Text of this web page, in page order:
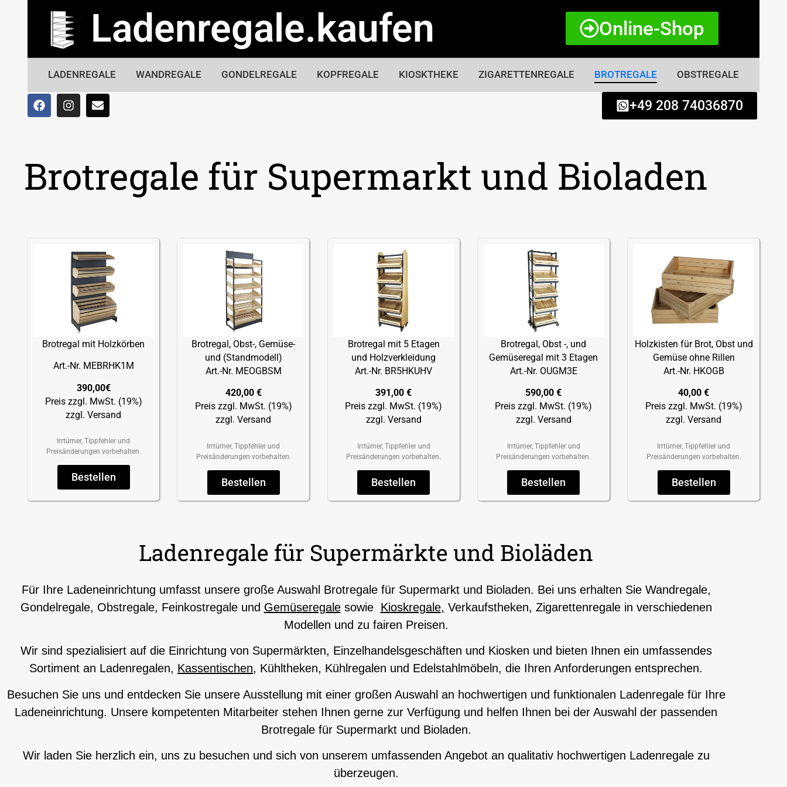
Ladenregale.kaufen Online-Shop
LADENREGALE WANDREGALE GONDELREGALE KOPFREGALE KIOSKTHEKE ZIGARETTENREGALE BROTREGALE OBSTREGALE
+49 208 74036870
Brotregale für Supermarkt und Bioladen
Brotregal mit Holzkörben
Art.-Nr. MEBRHK1M
390,00€
Preis zzgl. MwSt. (19%)
zzgl. Versand
Irrtümer, Tippfehler und
Preisänderungen vorbehalten.
Bestellen
Brotregal, Obst-, Gemüse-
und (Standmodell)
Art.-Nr. MEOGBSM
420,00 €
Preis zzgl. MwSt. (19%)
zzgl. Versand
Irrtümer, Tippfehler und
Preisänderungen vorbehalten.
Bestellen
Brotregal mit 5 Etagen
und Holzverkleidung
Art.-Nr. BR5HKUHV
391,00 €
Preis zzgl. MwSt. (19%)
zzgl. Versand
Irrtümer, Tippfehler und
Preisänderungen vorbehalten.
Bestellen
Brotregal, Obst -, und
Gemüseregal mit 3 Etagen
Art.-Nr. OUGM3E
590,00 €
Preis zzgl. MwSt. (19%)
zzgl. Versand
Irrtümer, Tippfehler und
Preisänderungen vorbehalten.
Bestellen
Holzkisten für Brot, Obst und
Gemüse ohne Rillen
Art.-Nr. HKOGB
40,00 €
Preis zzgl. MwSt. (19%)
zzgl. Versand
Irrtümer, Tippfehler und
Preisänderungen vorbehalten.
Bestellen
Ladenregale für Supermärkte und Bioläden
Für Ihre Ladeneinrichtung umfasst unsere große Auswahl Brotregale für Supermarkt und Bioladen. Bei uns erhalten Sie Wandregale,
Gondelregale, Obstregale, Feinkostregale und Gemüseregalesowie Kioskregale, Verkaufstheken, Zigarettenregale in verschiedenen
Modellen und zu fairen Preisen.
Wir sind spezialisiert auf die Einrichtung von Supermärkten, Einzelhandelsgeschäften und Kiosken und bieten Ihnen ein umfassendes
Sortiment an Ladenregalen, Kassentischen, Kühltheken, Kühlregalen und Edelstahlmöbeln, die Ihren Anforderungen entsprechen.
Besuchen Sie uns und entdecken Sie unsere Ausstellung mit einer großen Auswahl an hochwertigen und funktionalen Ladenregale für Ihre
Ladeneinrichtung. Unsere kompetenten Mitarbeiter stehen Ihnen gerne zur Verfügung und helfen Ihnen bei der Auswahl der passenden
Brotregale für Supermarkt und Bioladen.
Wir laden Sie herzlich ein, uns zu besuchen und sich von unserem umfassenden Angebot an qualitativ hochwertigen Ladenregale zu
überzeugen.